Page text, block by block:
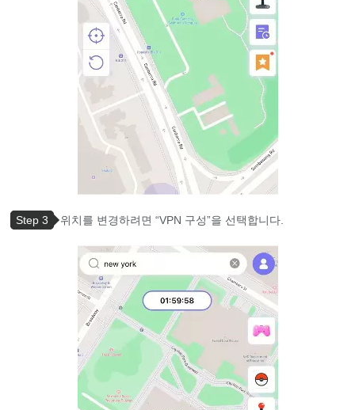
Step 3 위치를 변경하려면 “VPN 구성”을 선택합니다.